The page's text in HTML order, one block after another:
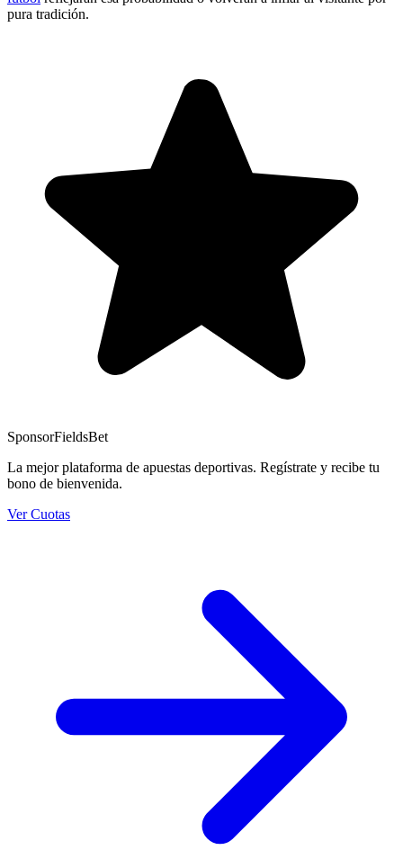
pura tradición.
SponsorFieldsBet
La mejor plataforma de apuestas deportivas. Regístrate y recibe tu
bono de bienvenida.
Ver Cuotas